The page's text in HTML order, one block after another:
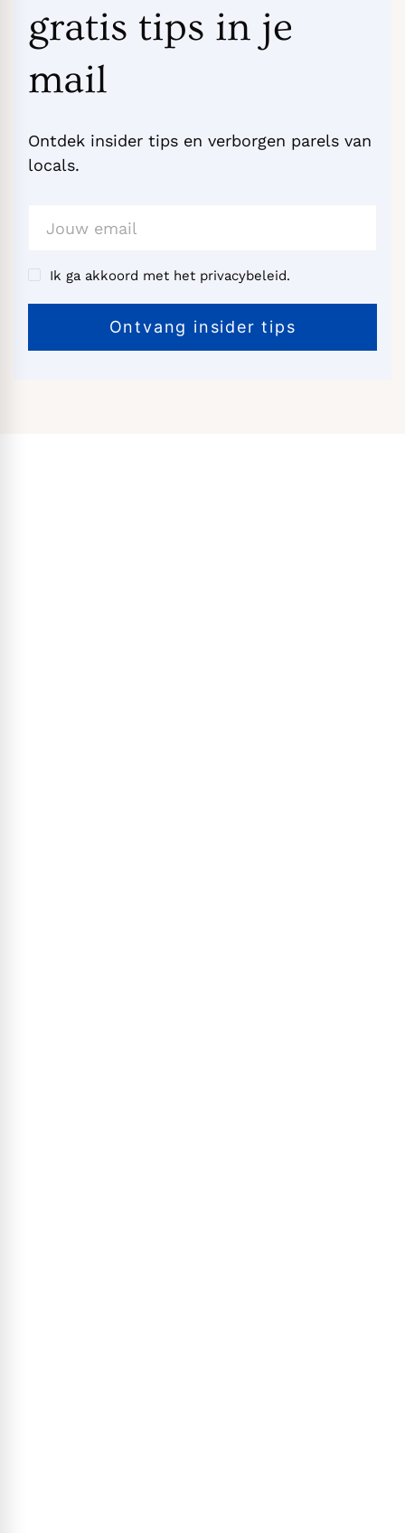
gratis tips in je
mail
Ontdek insider tips en verborgen parels van
locals.
Ik ga akkoord met het privacybeleid.